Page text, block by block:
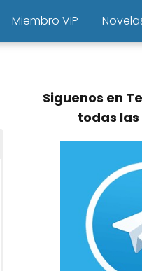
Miembro VIP
Siguenos en
todas